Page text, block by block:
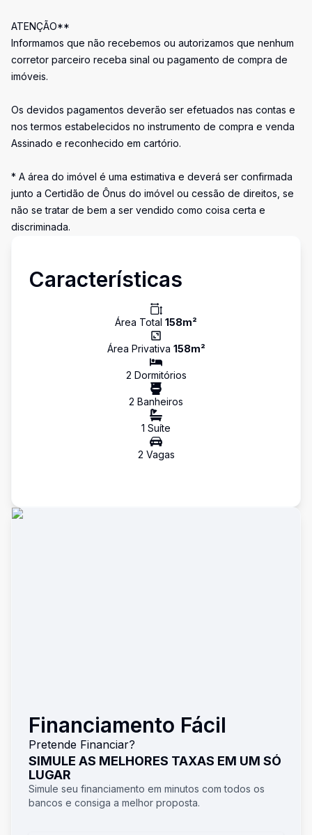
ATENÇÃO**
Informamos que não recebemos ou autorizamos que nenhum
corretor parceiro receba sinal ou pagamento de compra de
imóveis.
Os devidos pagamentos deverão ser efetuados nas contas e
nos termos estabelecidos no instrumento de compra e venda
Assinado e reconhecido em cartório.
* A área do imóvel é uma estimativa e deverá ser confirmada
junto a Certidão de Ônus do imóvel ou cessão de direitos, se
não se tratar de bem a ser vendido como coisa certa e
discriminada.
Características
Área Total 158m²
Área Privativa 158m²
2 Dormitórios
2 Banheiros
1 Suíte
2 Vagas
Financiamento Fácil
Pretende Financiar?
SIMULE AS MELHORES TAXAS EM UM SÓ
LUGAR
Simule seu financiamento em minutos com todos os
bancos e consiga a melhor proposta.